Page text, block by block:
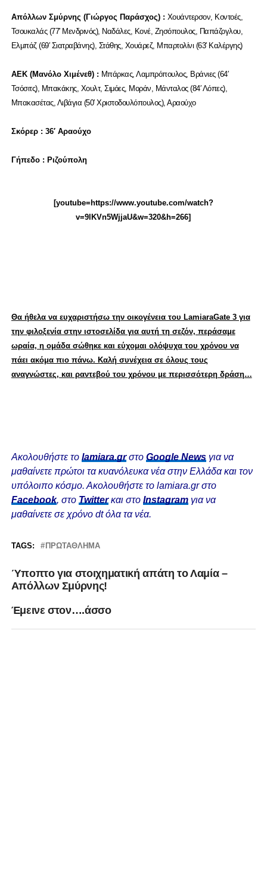
Απόλλων Σμύρνης (Γιώργος Παράσχος) : Χουάντερσον, Κοντοές,
Τσουκαλάς (77′ Μενδρινός), Ναδάλες, Κονέ, Ζησόπουλος, Παπάζογλου,
Ελμπάζ (69′ Σιατραβάνης), Στάθης, Χουάρεζ, Μπαρτολίνι (63′ Καλέργης)
ΑΕΚ (Μανόλο Χιμένεθ) : Μπάρκας, Λαμπρόπουλος, Βράνιες (64′
Τσόσιτς), Μπακάκης, Χουλτ, Σιμόες, Μοράν, Μάνταλος (84′ Λόπες),
Μπακασέτας, Λιβάγια (50′ Χριστοδουλόπουλος), Αραούχο
Σκόρερ : 36′ Αραούχο
Γήπεδο : Ριζούπολη
[youtube=https://www.youtube.com/watch?
v=9lKVn5WjjaU&w=320&h=266]
Θα ήθελα να ευχαριστήσω την οικογένεια του LamiaraGate 3 για
την φιλοξενία στην ιστοσελίδα για αυτή τη σεζόν, περάσαμε
ωραία, η ομάδα σώθηκε και εύχομαι ολόψυχα του χρόνου να
πάει ακόμα πιο πάνω. Καλή συνέχεια σε όλους τους
αναγνώστες, και ραντεβού του χρόνου με περισσότερη δράση…
Ακολουθήστε το lamiara.grστο Google Newsγια να
μαθαίνετε πρώτοι τα κυανόλευκα νέα στην Ελλάδα και τον
υπόλοιπο κόσμο. Ακολουθήστε το lamiara.gr στο
Facebook, στο Twitterκαι στο Instagram για να
μαθαίνετε σε χρόνο dt όλα τα νέα.
TAGS: ΠΡΩΤΆΘΛΗΜΑ
Ύποπτο για στοιχηματική απάτη το Λαμία –
Απόλλων Σμύρνης!
Έμεινε στον….άσσο